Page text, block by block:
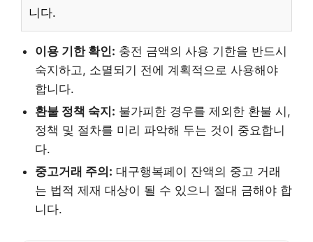
니다.
이용 기한 확인: 충전 금액의 사용 기한을 반드시
숙지하고, 소멸되기 전에 계획적으로 사용해야
합니다.
환불 정책 숙지: 불가피한 경우를 제외한 환불 시,
정책 및 절차를 미리 파악해 두는 것이 중요합니
다.
중고거래 주의: 대구행복페이 잔액의 중고 거래
는 법적 제재 대상이 될 수 있으니 절대 금해야 합
니다.